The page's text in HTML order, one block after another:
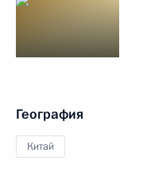
География
Китай